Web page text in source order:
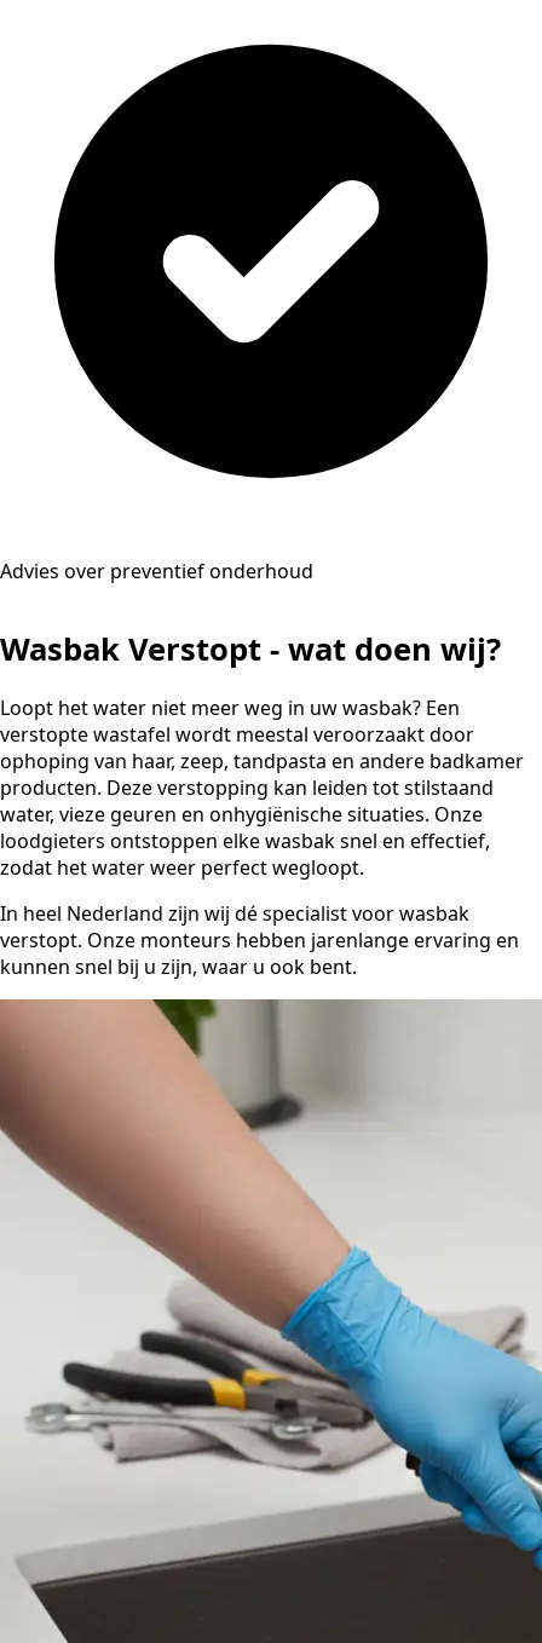
Advies over preventief onderhoud
Wasbak Verstopt - wat doen wij?
Loopt het water niet meer weg in uw wasbak? Een
verstopte wastafel wordt meestal veroorzaakt door
ophoping van haar, zeep, tandpasta en andere badkamer
producten. Deze verstopping kan leiden tot stilstaand
water, vieze geuren en onhygiënische situaties. Onze
loodgieters ontstoppen elke wasbak snel en effectief,
zodat het water weer perfect wegloopt.
In heel Nederland zijn wij dé specialist voor wasbak
verstopt. Onze monteurs hebben jarenlange ervaring en
kunnen snel bij u zijn, waar u ook bent.